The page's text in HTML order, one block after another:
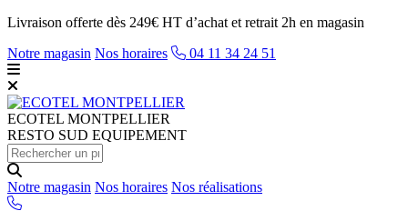
Livraison offerte dès 249€ HT d’achat et retrait 2h en magasin
Notre magasin Nos horaires 04 11 34 24 51
ECOTEL MONTPELLIER
RESTO SUD EQUIPEMENT
Notre magasin Nos horaires Nos réalisations